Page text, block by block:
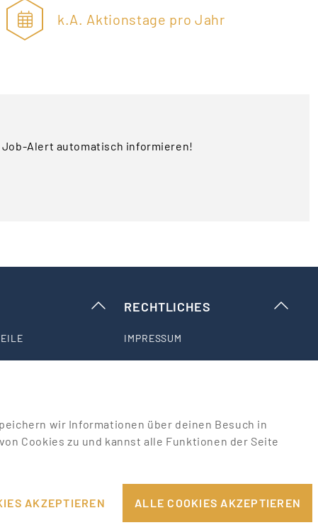
k.A. Aktionstage pro Jahr
Alert automatisch informieren!
RECHTLICHES
IMPRESSUM
COOKIE-EINSTELLUNGEN
wir Informationen über deinen Besuch in
Cookies zu und kannst alle Funktionen der Seite
AKZEPTIEREN ALLE COOKIES AKZEPTIEREN